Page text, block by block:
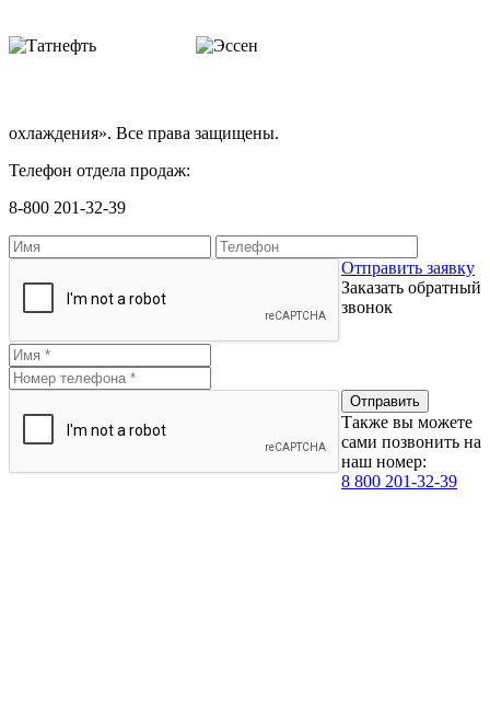
охлаждения». Все права защищены.
Телефон отдела продаж:
8-800 201-32-39
Отправить заявку
Заказать обратный
звонок
Также вы можете
сами позвонить на
наш номер:
8 800 201-32-39